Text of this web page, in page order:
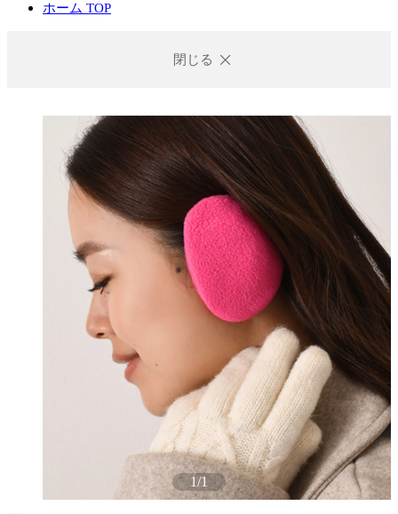
ホーム TOP
閉じる
1/1